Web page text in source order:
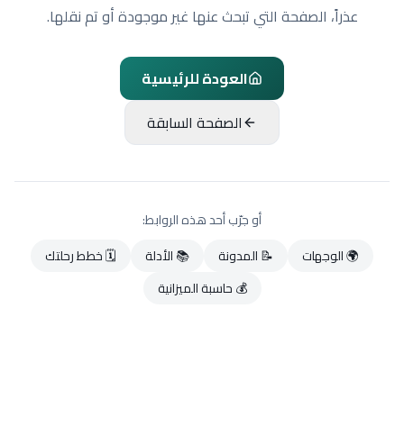
عذراً، الصفحة التي تبحث عنها غير موجودة أو تم نقلها.
العودة للرئيسية
الصفحة السابقة
أو جرّب أحد هذه الروابط:
🌍 الوجهات
📝 المدونة 📚 الأدلة
🗓️ خطط رحلتك
💰 حاسبة الميزانية